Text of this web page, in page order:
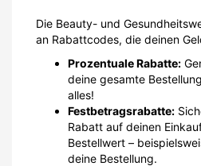
Die Beauty- und
an Rabattcodes, die deinen
Prozentuale Rabatte:
deine gesamte
alles!
Festbetragsrabatte:
Rabatt auf deinen
Bestellwert –
deine Bestellung.